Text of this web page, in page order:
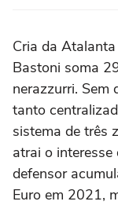
Cria da
Bastoni soma
nerazzurri. Sem
tanto
sistema de três
atrai o interesse
defensor
Euro em 2021,